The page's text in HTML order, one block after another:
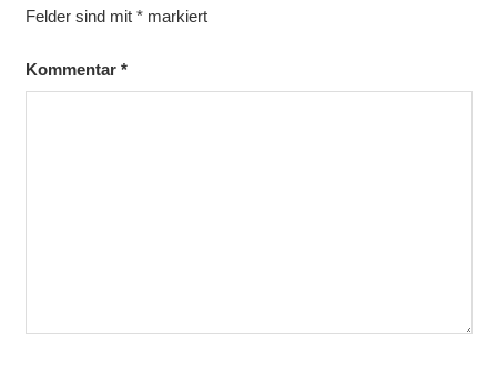
Felder sind mit *markiert
Kommentar *